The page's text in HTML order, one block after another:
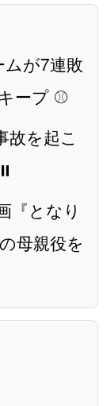
が7連敗
ープ ⚾️
故を起こ
『となり
母親役を